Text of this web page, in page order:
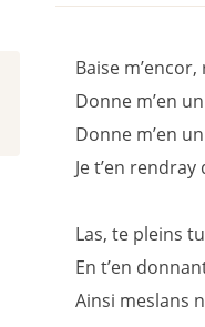
Baise
Donne m’en
Donne m’en
Je t’en
Las, te pleins
En t’en
Ainsi meslans